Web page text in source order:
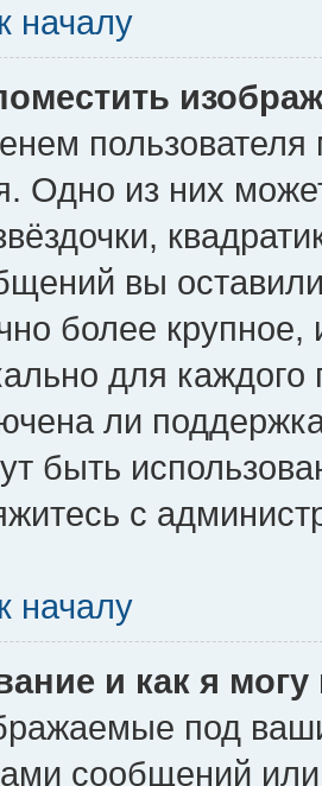
началу
пользователя
Одно из них
вы
более крупное,
для каждого
ли
быть
с
началу
и как я
под
сообщений